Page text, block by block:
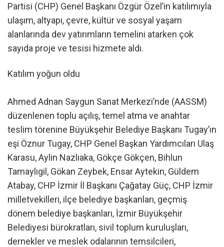
Partisi (CHP) Genel Başkanı Özgür Özel’in katılımıyla
ulaşım, altyapı, çevre, kültür ve sosyal yaşam
alanlarında dev yatırımların temelini atarken çok
sayıda proje ve tesisi hizmete aldı.
Katılım yoğun oldu
Ahmed Adnan Saygun Sanat Merkezi’nde (AASSM)
düzenlenen toplu açılış, temel atma ve anahtar
teslim törenine Büyükşehir Belediye Başkanı Tugay’ın
eşi Öznur Tugay, CHP Genel Başkan Yardımcıları Ulaş
Karasu, Aylin Nazlıaka, Gökçe Gökçen, Bihlun
Tamaylıgil, Gökan Zeybek, Ensar Aytekin, Güldem
Atabay, CHP İzmir İl Başkanı Çağatay Güç, CHP İzmir
milletvekilleri, ilçe belediye başkanları, geçmiş
dönem belediye başkanları, İzmir Büyükşehir
Belediyesi bürokratları, sivil toplum kuruluşları,
dernekler ve meslek odalarının temsilcileri,